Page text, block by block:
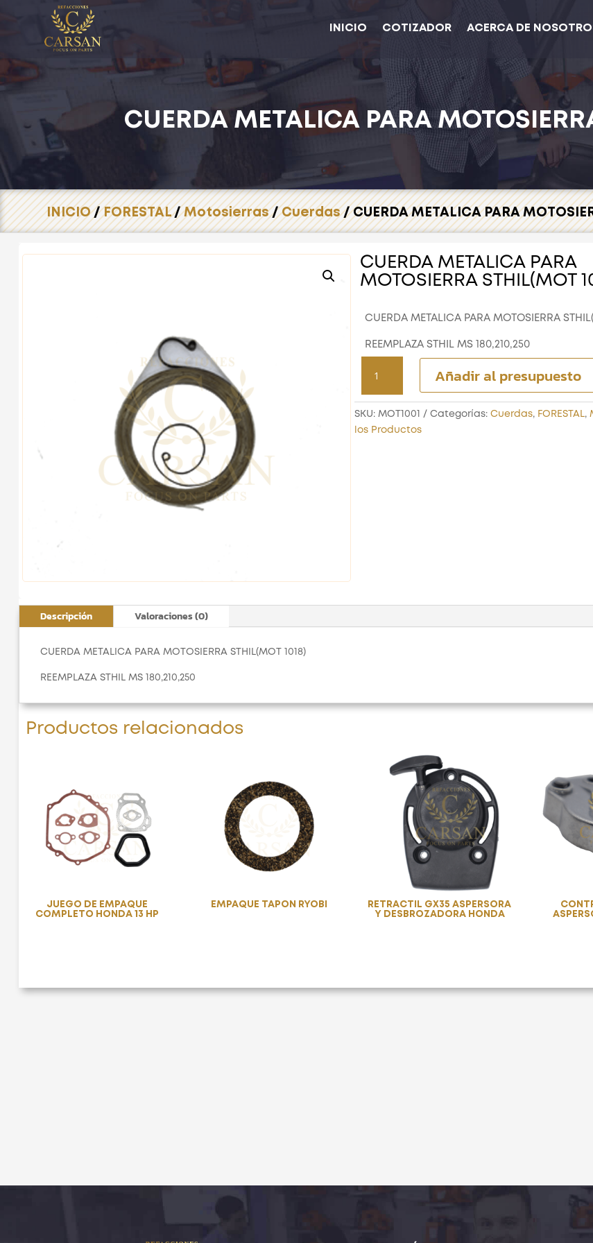
INICIO COTIZADOR ACERCA DE
CUERDA METALICA PARA
INICIO/FORESTAL/Motosierras/Cuerdas/ CUERDA METALICA PARA
CUERDA METALICA PARA
MOTOSIERRA STHIL(MOT
CUERDA METALICA PARA MOTOSIERRA
REEMPLAZA STHIL MS 180,210,250
METALICA
PARA
MOTOSIERRA
STHIL(MOT
Añadir al presupuesto
SKU: MOT1001 Categorías: Cuerdas, FORESTAL,
los Productos
Descripción Valoraciones (0)
CUERDA METALICA PARA MOTOSIERRA STHIL(MOT 1018)
REEMPLAZA STHIL MS 180,210,250
Productos relacionados
JUEGO DE EMPAQUE
COMPLETO HONDA 13 HP
EMPAQUE TAPON RYOBI
RETRACTIL GX35 ASPERSORA
Y DESBROZADORA HONDA